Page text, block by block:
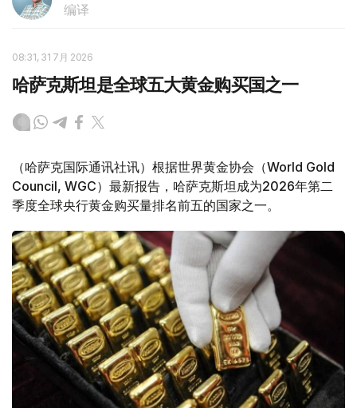
编译
08:31, 31 7月 2026
哈萨克斯坦是全球五大黄金购买国之一
（哈萨克国际通讯社讯）根据世界黄金协会（World Gold
Council, WGC）最新报告，哈萨克斯坦成为2026年第二
季度全球央行黄金购买量排名前五的国家之一。